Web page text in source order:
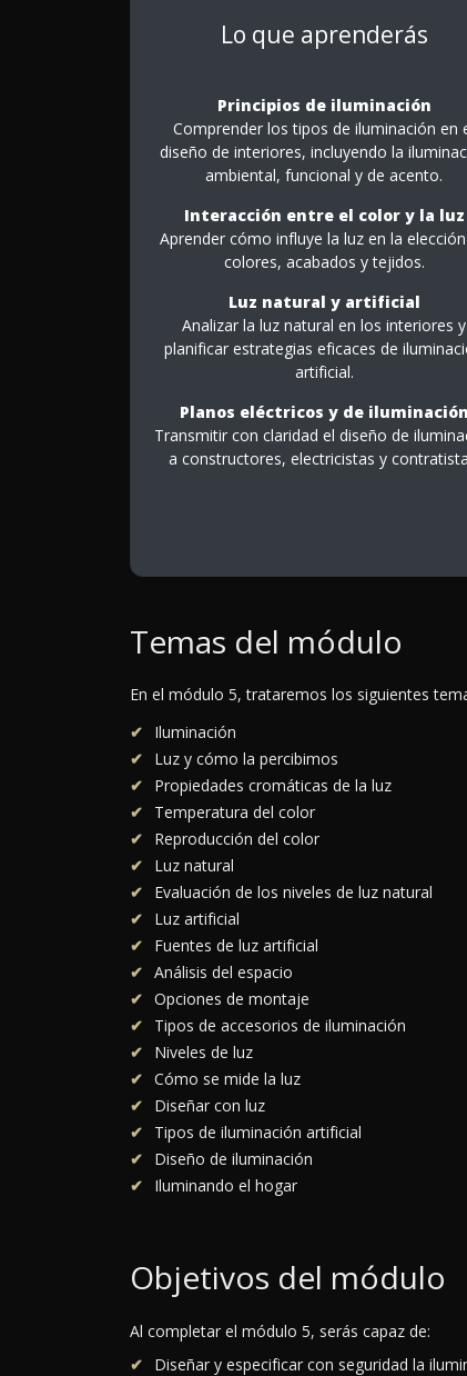
Lo que aprenderás
Principios de iluminación
Comprender los tipos de iluminación en
diseño de interiores, incluyendo la
ambiental, funcional y de acento.
Interacción entre el color y la luz
Aprender cómo influye la luz en la
colores, acabados y tejidos.
Luz natural y artificial
Analizar la luz natural en los interiores y
planificar estrategias eficaces de
artificial.
Planos eléctricos y de iluminación
Transmitir con claridad el diseño de
a constructores, electricistas y
Temas del módulo
En el módulo 5, trataremos los siguientes
Iluminación
Luz y cómo la percibimos
Propiedades cromáticas de la luz
Temperatura del color
Reproducción del color
Luz natural
Evaluación de los niveles de luz natural
Luz artificial
Fuentes de luz artificial
Análisis del espacio
Opciones de montaje
Tipos de accesorios de iluminación
Niveles de luz
Cómo se mide la luz
Diseñar con luz
Tipos de iluminación artificial
Diseño de iluminación
Iluminando el hogar
Objetivos del módulo
Al completar el módulo 5, serás capaz de:
Diseñar y especificar con seguridad la